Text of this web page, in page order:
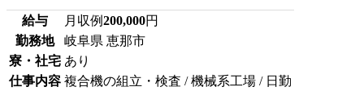
給与 月収例200,000円
勤務地
岐阜県 恵那市
寮・社宅 あり
仕事内容 複合機の組立・検査 / 機械系工場 / 日勤